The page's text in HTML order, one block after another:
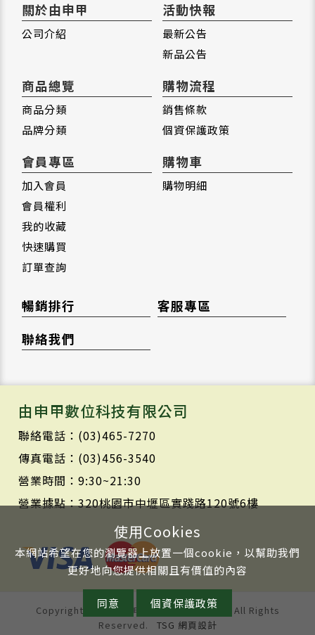
關於由申甲
公司介紹
活動快報
最新公告
新品公告
商品總覽
商品分類
品牌分類
購物流程
銷售條款
個資保護政策
會員專區
加入會員
會員權利
我的收藏
快速購買
訂單查詢
購物車
購物明細
暢銷排行
客服專區
聯絡我們
由申甲數位科技有限公司
聯絡電話：(03)465-7270
傳真電話：(03)456-3540
營業時間：9:30~21:30
營業據點：320桃園市中壢區實踐路120號6樓
Copyright © 2020 由申甲數位科技有限公司 All Rights
Reserved. TSG 網頁設計
使用Cookies
本網站希望在您的瀏覽器上放置一個cookie，以幫助我們
更好地向您提供相關且有價值的內容
同意 個資保護政策